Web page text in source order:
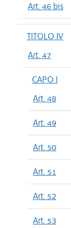
Art. 46 bis
TITOLO IV
Art. 47
CAPO I
Art. 48
Art. 49
Art. 50
Art. 51
Art. 52
Art. 53